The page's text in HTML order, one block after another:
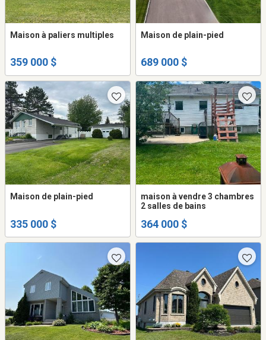
Maison à paliers multiples
359 000 $
Maison de plain-pied
689 000 $
Maison de plain-pied
335 000 $
maison à vendre 3 chambres
2 salles de bains
364 000 $